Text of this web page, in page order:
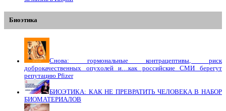
Биоэтика
Снова: гормональные контрацептивы, риск
доброкачественных опухолей и…как российские СМИ берегут
репутацию Pfizer
БИОЭТИКА: КАК НЕ ПРЕВРАТИТЬ ЧЕЛОВЕКА В НАБОР
БИОМАТЕРИАЛОВ